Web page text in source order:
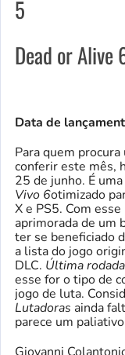
5
Dead or Alive
Data de
Para quem
conferir este mês,
25 de junho. É
Vivo 6otimizado
X e PS5. Com
aprimorada de um
ter se beneficiado
a lista do jogo
DLC. Última rodada
esse for o tipo de
jogo de luta.
Lutadoras ainda
parece um